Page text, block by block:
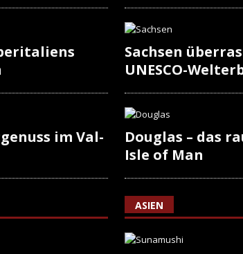
im Val-
Sachsen
UNESCO-
Douglas – das
Isle of Man
ASIEN